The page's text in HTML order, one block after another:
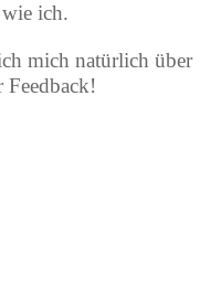
ich.
mich natürlich über
Feedback!